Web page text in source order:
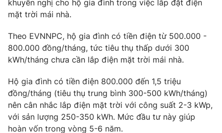
Khán giả
Giải sao mai
Âm nhạc
Du lịch
Làm đẹp
Chất lượng cuộc sống
Giáo dục
Tuyển sinh
Học trực tuyến
Công nghệ
Sản phẩm
Thị trường
Tư vấn
Giao lưu trực tuyến
Lịch phát sóng
khuyến nghị cho hộ gia đình trong việc lắp đặt điện
mặt trời mái nhà.
Theo EVNNPC, hộ gia đình có tiền điện từ 500.000 -
800.000 đồng/tháng, tức tiêu thụ thấp dưới 300
kWh/tháng chưa cần lắp điện mặt trời mái nhà.
Hộ gia đình có tiền điện 800.000 đến 1,5 triệu
đồng/tháng (tiêu thụ trung bình 300-500 kWh/tháng)
nên cân nhắc lắp điện mặt trời với công suất 2-3 kWp,
với sản lượng 250-350 kWh. Mức đầu tư này giúp
hoàn vốn trong vòng 5-6 năm.